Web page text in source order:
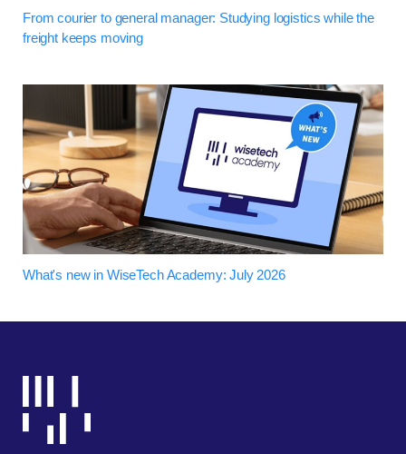
From courier to general manager: Studying logistics while the
freight keeps moving
What's new in WiseTech Academy: July 2026